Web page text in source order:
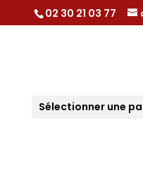
02 30 21 03 77
Sélectionner une